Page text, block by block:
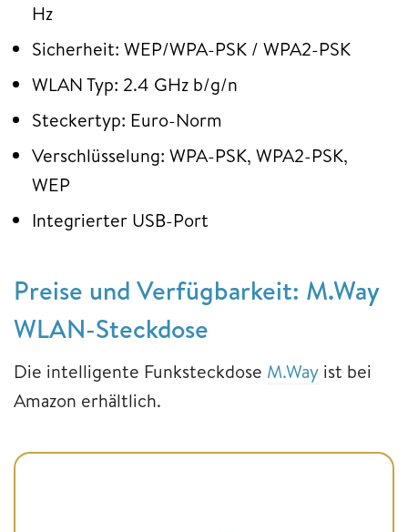
Hz
Sicherheit: WEP/WPA-PSK / WPA2-PSK
WLAN Typ: 2.4 GHz b/g/n
Steckertyp: Euro-Norm
Verschlüsselung: WPA-PSK, WPA2-PSK,
WEP
Integrierter USB-Port
Preise und Verfügbarkeit: M.Way
WLAN-Steckdose
Die intelligente Funksteckdose M.Way ist bei
Amazon erhältlich.